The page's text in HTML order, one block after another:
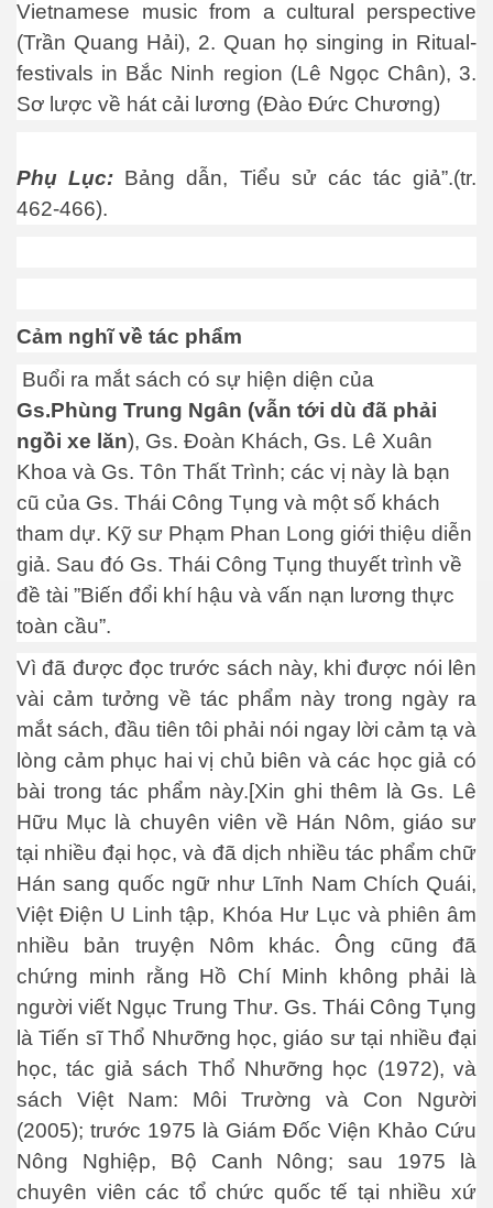
Vietnamese music from a cultural perspective
(Trần Quang Hải), 2. Quan họ singing in Ritual-
festivals in Bắc Ninh region (Lê Ngọc Chân), 3.
Sơ lược về hát cải lương (Đào Đức Chương)
Phụ Lục: Bảng dẫn, Tiểu sử các tác giả”.(tr.
462-466).
Cảm nghĩ về tác phẩm
Buổi ra mắt sách có sự hiện diện của
Gs.Phùng Trung Ngân (vẫn tới dù đã phải
ngồi xe lăn), Gs. Đoàn Khách, Gs. Lê Xuân
Khoa và Gs. Tôn Thất Trình; các vị này là bạn
cũ của Gs. Thái Công Tụng và một số khách
tham dự. Kỹ sư Phạm Phan Long giới thiệu diễn
giả. Sau đó Gs. Thái Công Tụng thuyết trình về
đề tài ”Biến đổi khí hậu và vấn nạn lương thực
toàn cầu”.
Vì đã được đọc trước sách này, khi được nói lên
vài cảm tưởng về tác phẩm này trong ngày ra
mắt sách, đầu tiên tôi phải nói ngay lời cảm tạ và
lòng cảm phục hai vị chủ biên và các học giả có
bài trong tác phẩm này.[Xin ghi thêm là Gs. Lê
Hữu Mục là chuyên viên về Hán Nôm, giáo sư
tại nhiều đại học, và đã dịch nhiều tác phẩm chữ
Hán sang quốc ngữ như Lĩnh Nam Chích Quái,
Việt Điện U Linh tập, Khóa Hư Lục và phiên âm
nhiều bản truyện Nôm khác. Ông cũng đã
chứng minh rằng Hồ Chí Minh không phải là
người viết Ngục Trung Thư. Gs. Thái Công Tụng
là Tiến sĩ Thổ Nhưỡng học, giáo sư tại nhiều đại
học, tác giả sách Thổ Nhưỡng học (1972), và
sách Việt Nam: Môi Trường và Con Người
(2005); trước 1975 là Giám Đốc Viện Khảo Cứu
Nông Nghiệp, Bộ Canh Nông; sau 1975 là
chuyên viên các tổ chức quốc tế tại nhiều xứ
Kỳ
Y ĐH Cần Thơ
phẩm
Phần 1
P2